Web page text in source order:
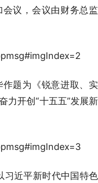
议，会议由财务总监
题为《锐意进取、实
力开创“十五五”发展新
习近平新时代中国特色